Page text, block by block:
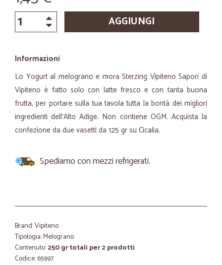
AGGIUNGI
Informazioni
Lo Yogurt al melograno e mora Sterzing Vipiteno Sapori di
Vipiteno è fatto solo con latte fresco e con tanta buona
frutta, per portare sulla tua tavola tutta la bontà dei migliori
ingredienti dell’Alto Adige. Non contiene OGM. Acquista la
confezione da due vasetti da 125 gr su Cicalia.
Spediamo con mezzi refrigerati.
Brand: Vipiteno
Tipologia: Melograno
Contenuto:250 gr totali per 2 prodotti
Codice: 65997